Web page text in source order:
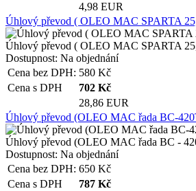
4,98 EUR
Úhlový převod ( OLEO MAC SPARTA
Úhlový převod ( OLEO MAC SPARTA
Dostupnost: Na objednání
Cena bez DPH: 580 Kč
Cena s DPH
702 Kč
28,86 EUR
Úhlový převod (OLEO MAC řada BC-
Úhlový převod (OLEO MAC řada BC -
Dostupnost: Na objednání
Cena bez DPH: 650 Kč
Cena s DPH
787 Kč